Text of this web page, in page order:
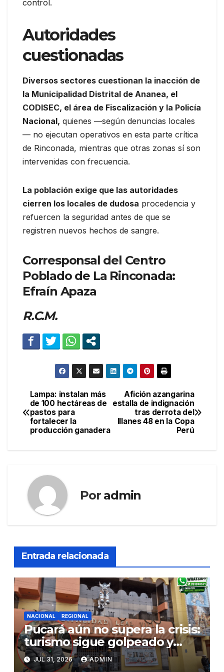
control.
Autoridades
cuestionadas
Diversos sectores cuestionan la inacción de
la Municipalidad Distrital de Ananea, el
CODISEC, el área de Fiscalización y la Policía
Nacional, quienes —según denuncias locales
— no ejecutan operativos en esta parte crítica
de Rinconada, mientras que otras zonas sí son
intervenidas con frecuencia.
La población exige que las autoridades
cierren los locales de dudosa procedencia y
refuercen la seguridad antes de que se
registren nuevos hechos de sangre.
Corresponsal del Centro
Poblado de La Rinconada:
Efraín Apaza
R.C.M.
Navegación
de
entradas
Afición azangarina
estalla de indignación
tras derrota del
Illanes 48 en la Copa
Perú
Lampa: instalan más
de 100 hectáreas de
pastos para
fortalecer la
producción ganadera
Por admin
Entrada relacionada
NACIONAL REGIONAL
Pucará aún no supera la crisis:
turismo sigue golpeado y
alcaldesa exige al nuevo
Gobierno fondos para obras
JUL 31, 2026 ADMIN